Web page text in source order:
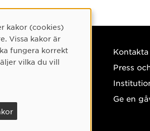
Umeå universitet
901 87 Umeå
Kontakta
Press
Ge en
kakor (cookies)
Vissa kakor är
fungera korrekt
vilka du vill